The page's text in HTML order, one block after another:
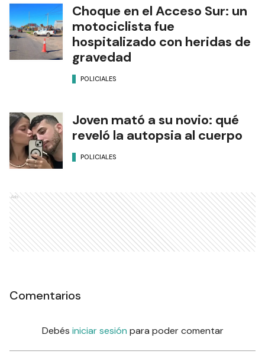
Choque en el Acceso Sur: un
motociclista fue
hospitalizado con heridas de
gravedad
POLICIALES
Joven mató a su novio: qué
reveló la autopsia al cuerpo
POLICIALES
Ads
Comentarios
Debés iniciar sesión para poder comentar